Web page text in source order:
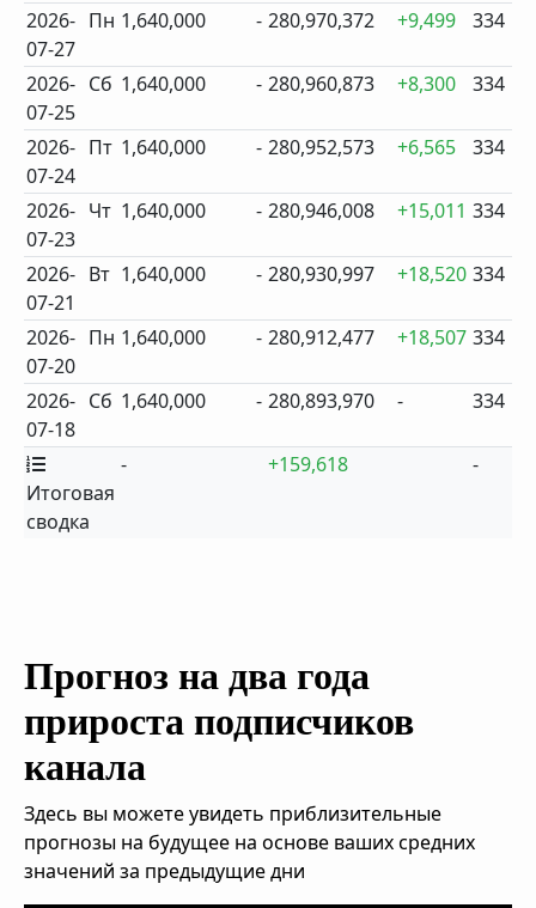
2026-
07-27
Пн 1,640,000 - 280,970,372 +9,499 334
2026-
07-25
Сб 1,640,000 - 280,960,873 +8,300 334
2026-
07-24
Пт 1,640,000 - 280,952,573 +6,565 334
2026-
07-23
Чт 1,640,000 - 280,946,008 +15,011 334
2026-
07-21
Вт 1,640,000 - 280,930,997 +18,520 334
2026-
07-20
Пн 1,640,000 - 280,912,477 +18,507 334
2026-
07-18
Сб 1,640,000 - 280,893,970 - 334
Итоговая
сводка
- +159,618 -
Прогноз на два года
прироста подписчиков
канала
Здесь вы можете увидеть приблизительные
прогнозы на будущее на основе ваших средних
значений за предыдущие дни